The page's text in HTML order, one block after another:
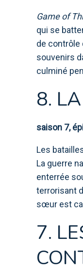
Game of
qui se
de contrôle
souvenirs
culminé
8.
saison 7,
Les
La guerre
enterrée
terrorisant
sœur est
7.